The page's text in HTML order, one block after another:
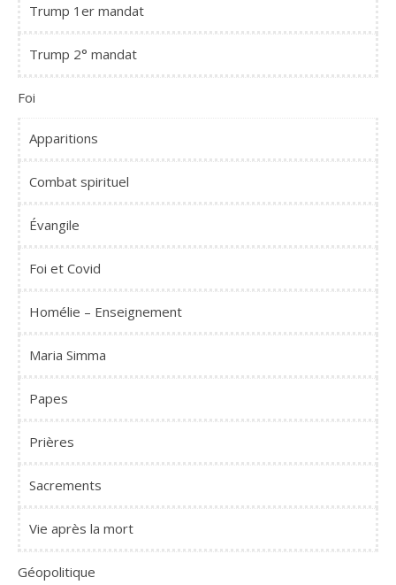
Trump 1er mandat
Trump 2° mandat
Foi
Apparitions
Combat spirituel
Évangile
Foi et Covid
Homélie – Enseignement
Maria Simma
Papes
Prières
Sacrements
Vie après la mort
Géopolitique